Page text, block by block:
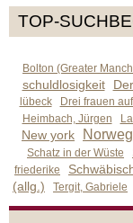
TOP-
Bolton (Greater
schuldlosigkeit
lübeck
Drei frauen
Heimbach, Jürgen
New york
Schatz in der Wüste
friederike
(allg.) Tergit, Gabriele